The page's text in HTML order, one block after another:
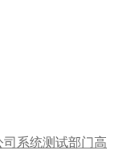
系统测试部门高